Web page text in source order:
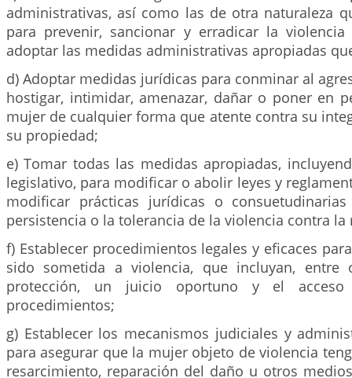
administrativas, así como las de otra naturaleza
para prevenir, sancionar y erradicar la
adoptar las medidas administrativas apropiadas
d) Adoptar medidas jurídicas para conminar al
hostigar, intimidar, amenazar, dañar o poner en
mujer de cualquier forma que atente contra su
su propiedad;
e) Tomar todas las medidas apropiadas,
legislativo, para modificar o abolir leyes y
modificar prácticas jurídicas o
persistencia o la tolerancia de la violencia contra la
f) Establecer procedimientos legales y eficaces
sido sometida a violencia, que incluyan, entre
protección, un juicio oportuno y el
procedimientos;
g) Establecer los mecanismos judiciales y
para asegurar que la mujer objeto de violencia
resarcimiento, reparación del daño u otros